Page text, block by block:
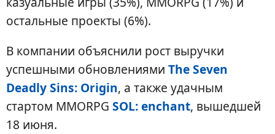
остальные проекты (6%).
В компании объяснили рост выручки
успешными обновлениями The Seven
Deadly Sins: Origin, а также удачным
стартом MMORPG SOL: enchant, вышедшей
18 июня.